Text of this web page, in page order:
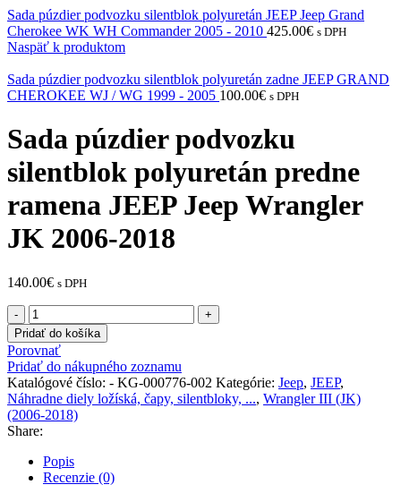
Sada púzdier podvozku silentblok polyuretán JEEP Jeep Grand
Cherokee WK WH Commander 2005 - 2010 425.00€ s DPH
Naspäť k produktom
Sada púzdier podvozku silentblok polyuretán zadne JEEP GRAND
CHEROKEE WJ / WG 1999 - 2005 100.00€ s DPH
Sada púzdier podvozku
silentblok polyuretán predne
ramena JEEP Jeep Wrangler
JK 2006-2018
140.00€ s DPH
množstvo
Sada
púzdier
podvozku
silentblok
polyuretán
predne
ramena
JEEP
Jeep
Wrangler
JK
Pridať do košíka
Porovnať
Pridať do nákupného zoznamu
Katalógové číslo: - KG-000776-002 Kategórie: Jeep, JEEP,
Náhradne diely ložíská, čapy, silentbloky, ..., Wrangler III (JK)
(2006-2018)
Share:
Popis
Recenzie (0)